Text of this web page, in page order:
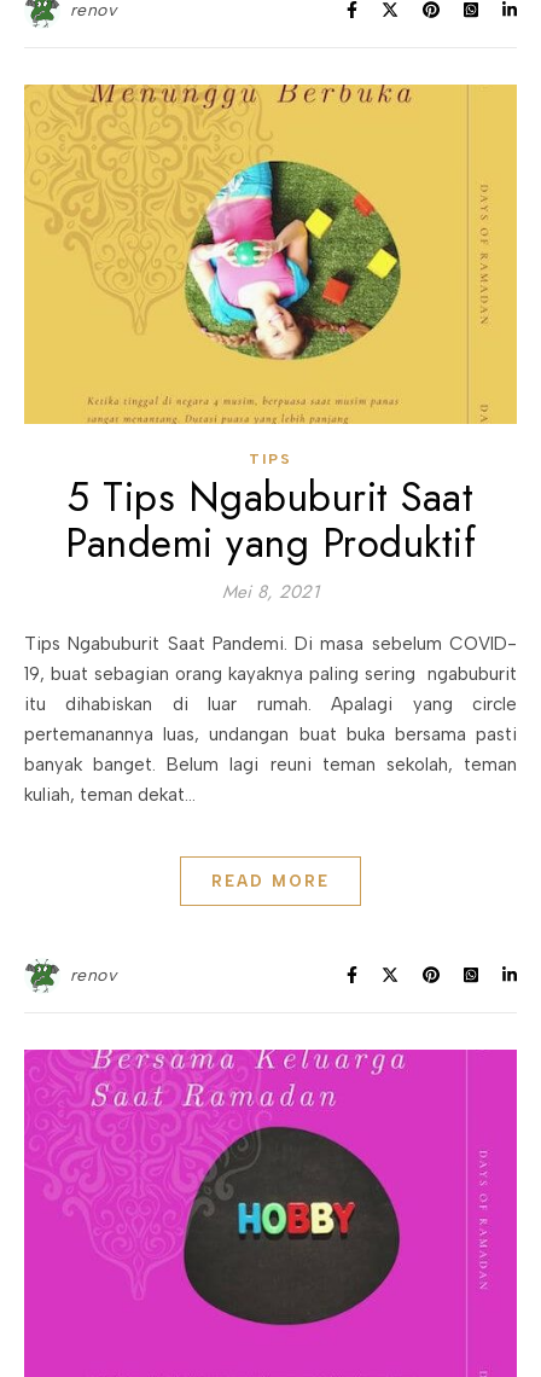
renov
TIPS
5 Tips Ngabuburit Saat
Pandemi yang Produktif
Mei 8, 2021
Tips Ngabuburit Saat Pandemi. Di masa sebelum COVID-
19, buat sebagian orang kayaknya paling sering ngabuburit
itu dihabiskan di luar rumah. Apalagi yang circle
pertemanannya luas, undangan buat buka bersama pasti
banyak banget. Belum lagi reuni teman sekolah, teman
kuliah, teman dekat…
READ MORE
renov